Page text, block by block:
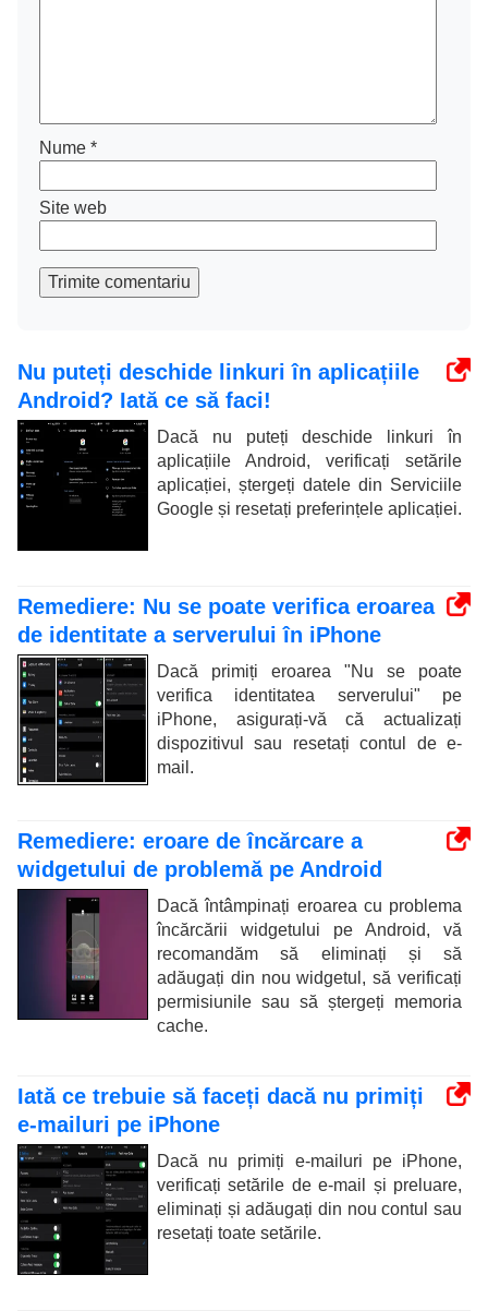
Nume *
Site web
Trimite comentariu
Nu puteți deschide linkuri în aplicațiile
Android? Iată ce să faci!
Dacă nu puteți deschide linkuri în
aplicațiile Android, verificați setările
aplicației, ștergeți datele din Serviciile
Google și resetați preferințele aplicației.
Remediere: Nu se poate verifica eroarea
de identitate a serverului în iPhone
Dacă primiți eroarea "Nu se poate
verifica identitatea serverului" pe
iPhone, asigurați-vă că actualizați
dispozitivul sau resetați contul de e-
mail.
Remediere: eroare de încărcare a
widgetului de problemă pe Android
Dacă întâmpinați eroarea cu problema
încărcării widgetului pe Android, vă
recomandăm să eliminați și să
adăugați din nou widgetul, să verificați
permisiunile sau să ștergeți memoria
cache.
Iată ce trebuie să faceți dacă nu primiți
e-mailuri pe iPhone
Dacă nu primiți e-mailuri pe iPhone,
verificați setările de e-mail și preluare,
eliminați și adăugați din nou contul sau
resetați toate setările.